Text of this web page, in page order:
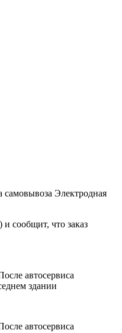
самовывоза Электродная
сообщит, что заказ
автосервиса
здании
автосервиса